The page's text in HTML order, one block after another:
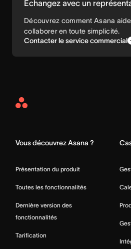
Échangez avec un
Découvrez comment Asana
collaborer en toute simplicité.
Contacter le service commercial
Asana
Vous découvrez Asana ?
Présentation du produit
Toutes les fonctionnalités
Dernière version des
fonctionnalités
Tarification